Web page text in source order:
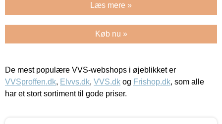
Læs mere »
Køb nu »
De mest populære VVS-webshops i øjeblikket er
VVSproffen.dk, Elvvs.dk, VVS.dk og Frishop.dk, som alle
har et stort sortiment til gode priser.